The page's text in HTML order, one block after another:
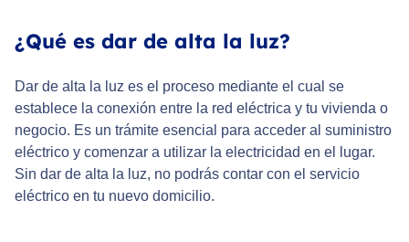
¿Qué es dar de alta la luz?
Dar de alta la luz es el proceso mediante el cual se
establece la conexión entre la red eléctrica y tu vivienda o
negocio. Es un trámite esencial para acceder al suministro
eléctrico y comenzar a utilizar la electricidad en el lugar.
Sin dar de alta la luz, no podrás contar con el servicio
eléctrico en tu nuevo domicilio.